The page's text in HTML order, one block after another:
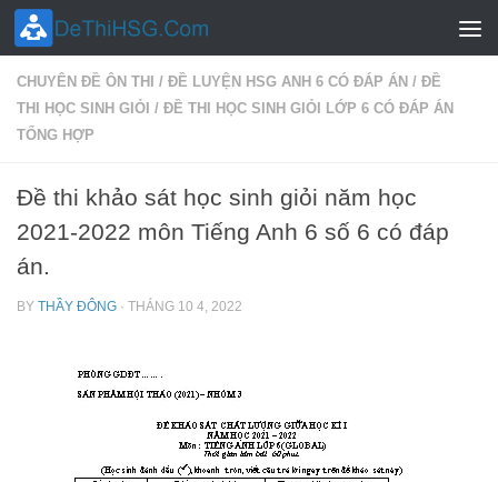
Skip to content
CHUYÊN ĐỀ ÔN THI / ĐỀ LUYỆN HSG ANH 6 CÓ ĐÁP ÁN / ĐỀ
THI HỌC SINH GIỎI / ĐỀ THI HỌC SINH GIỎI LỚP 6 CÓ ĐÁP ÁN
TỔNG HỢP
Đề thi khảo sát học sinh giỏi năm học
2021-2022 môn Tiếng Anh 6 số 6 có đáp
án.
BY THẦY ĐÔNG · THÁNG 10 4, 2022